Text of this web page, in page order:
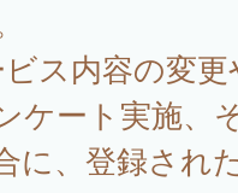
ス内容の変更
ケート実施、
に、登録され